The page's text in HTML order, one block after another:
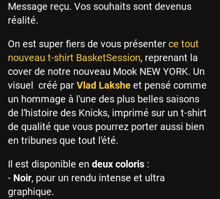
Message reçu. Vos souhaits sont devenus
réalité.
On est super fiers de vous présenter ce tout
nouveau t-shirt BasketSession, reprenant la
cover de notre nouveau Mook NEW YORK. Un
visuel créé par Vlad Lakshe et pensé comme
un hommage à l'une des plus belles saisons
de l'histoire des Knicks, imprimé sur un t-shirt
de qualité que vous pourrez porter aussi bien
en tribunes que tout l'été.
Il est disponible en deux coloris :
- Noir, pour un rendu intense et ultra
graphique.